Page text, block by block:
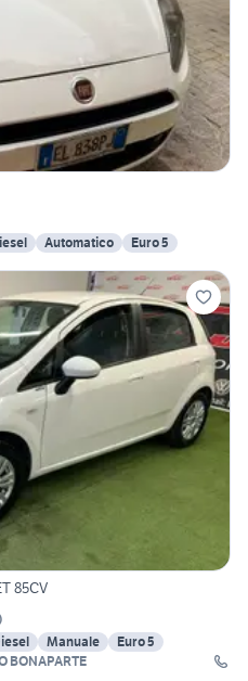
Automatico Euro 5
85CV
)
Manuale
Euro 5
BONAPARTE